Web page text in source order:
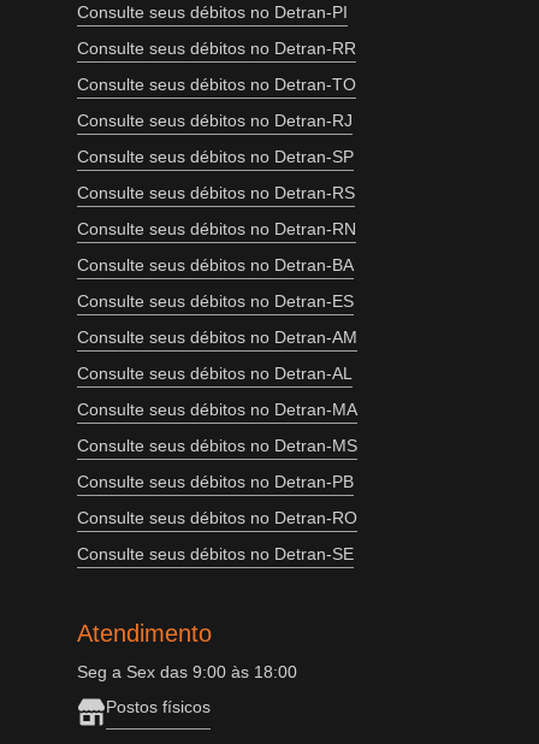
Consulte seus débitos no Detran-PI
Consulte seus débitos no Detran-RR
Consulte seus débitos no Detran-TO
Consulte seus débitos no Detran-RJ
Consulte seus débitos no Detran-SP
Consulte seus débitos no Detran-RS
Consulte seus débitos no Detran-RN
Consulte seus débitos no Detran-BA
Consulte seus débitos no Detran-ES
Consulte seus débitos no Detran-AM
Consulte seus débitos no Detran-AL
Consulte seus débitos no Detran-MA
Consulte seus débitos no Detran-MS
Consulte seus débitos no Detran-PB
Consulte seus débitos no Detran-RO
Consulte seus débitos no Detran-SE
Atendimento
Seg a Sex das 9:00 às 18:00
Postos físicos